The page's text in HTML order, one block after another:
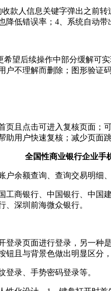
款人信息关键字弹出之前
低错误率；4、系统自动
望后续操作中部分缓解
不理解而删除；图形验证
且点击可进入复核页面
用户快速复核；减少页
全国性商业银行企业手
余额查询、查询交易明细
工商银行、中国银行、中
深圳前海微众银行。
录页面进行登录，另一
且与背景色做出明显区分
录、手势密码登录等。